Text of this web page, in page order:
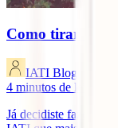
Como tirar o
IATI Blog
4 minutos de leitura
Já decidiste fazer um